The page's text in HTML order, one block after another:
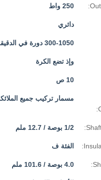
250 واط
دائري
300-1050 دورة في الدقيقة
وإذ تضع الكرة
مسمار تركيب جميع الملائكة
1/2 بوصة / 12.7 ملم
الفئة ف